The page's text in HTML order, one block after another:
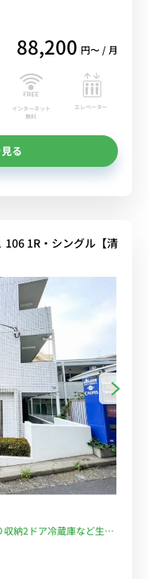
88,200 円〜 / 月
インターネット
無料
エレベーター
る
106 1R・シングル【清
収納2ドア冷蔵庫など生活
中！